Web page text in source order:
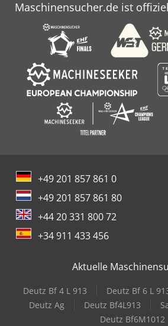
Webseite
Maschinensucher.de ist
+49 201 857 861 0
+49 201 857 861 80
+44 20 331 800 72
+34 911 433 456
Aktuelle
Deutz Bf 4 L 913 Deutz Bf 6 L
Deutz Ag
Deutz Bf4L913
Deutz Bf6M1012